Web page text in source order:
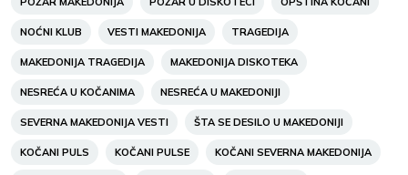
NOĆNI KLUB VESTI MAKEDONIJA TRAGEDIJA
MAKEDONIJA TRAGEDIJA MAKEDONIJA DISKOTEKA
NESREĆA U KOČANIMA NESREĆA U MAKEDONIJI
SEVERNA MAKEDONIJA VESTI ŠTA SE DESILO U MAKEDONIJI
KOČANI PULS KOČANI PULSE KOČANI SEVERNA MAKEDONIJA